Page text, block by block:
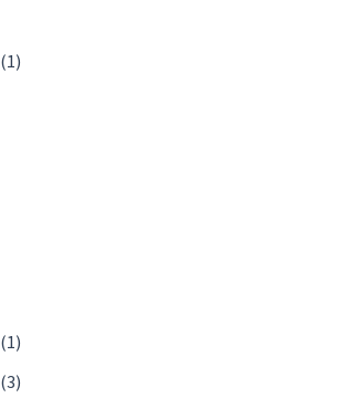
(1)
(1)
(3)